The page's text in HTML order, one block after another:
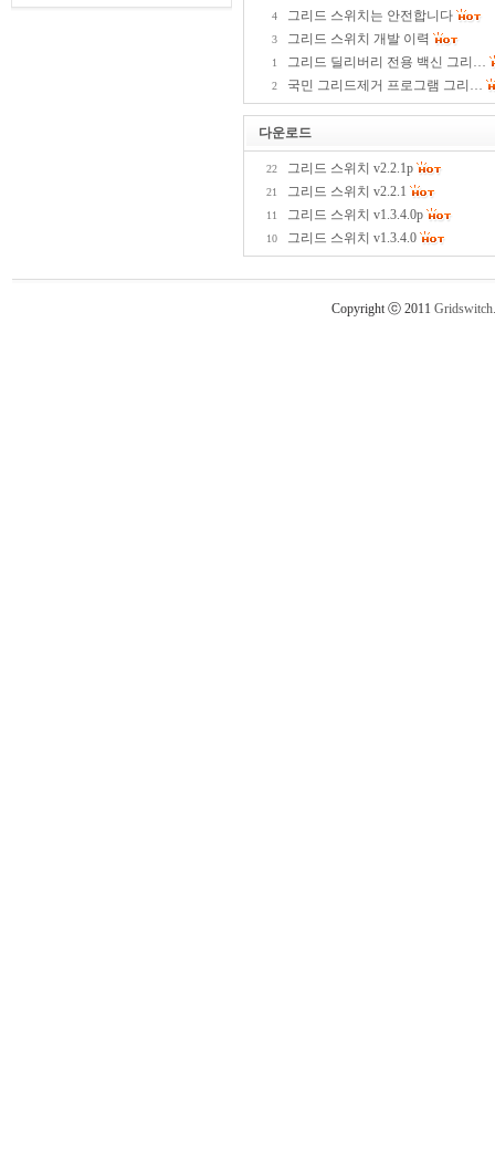
4 그리드 스위치는 안전합니다
3 그리드 스위치 개발 이력
1 그리드 딜리버리 전용 백신 그리…
2 국민 그리드제거 프로그램 그리…
다운로드
22 그리드 스위치 v2.2.1p
21 그리드 스위치 v2.2.1
11 그리드 스위치 v1.3.4.0p
10 그리드 스위치 v1.3.4.0
Copyright ⓒ 2011